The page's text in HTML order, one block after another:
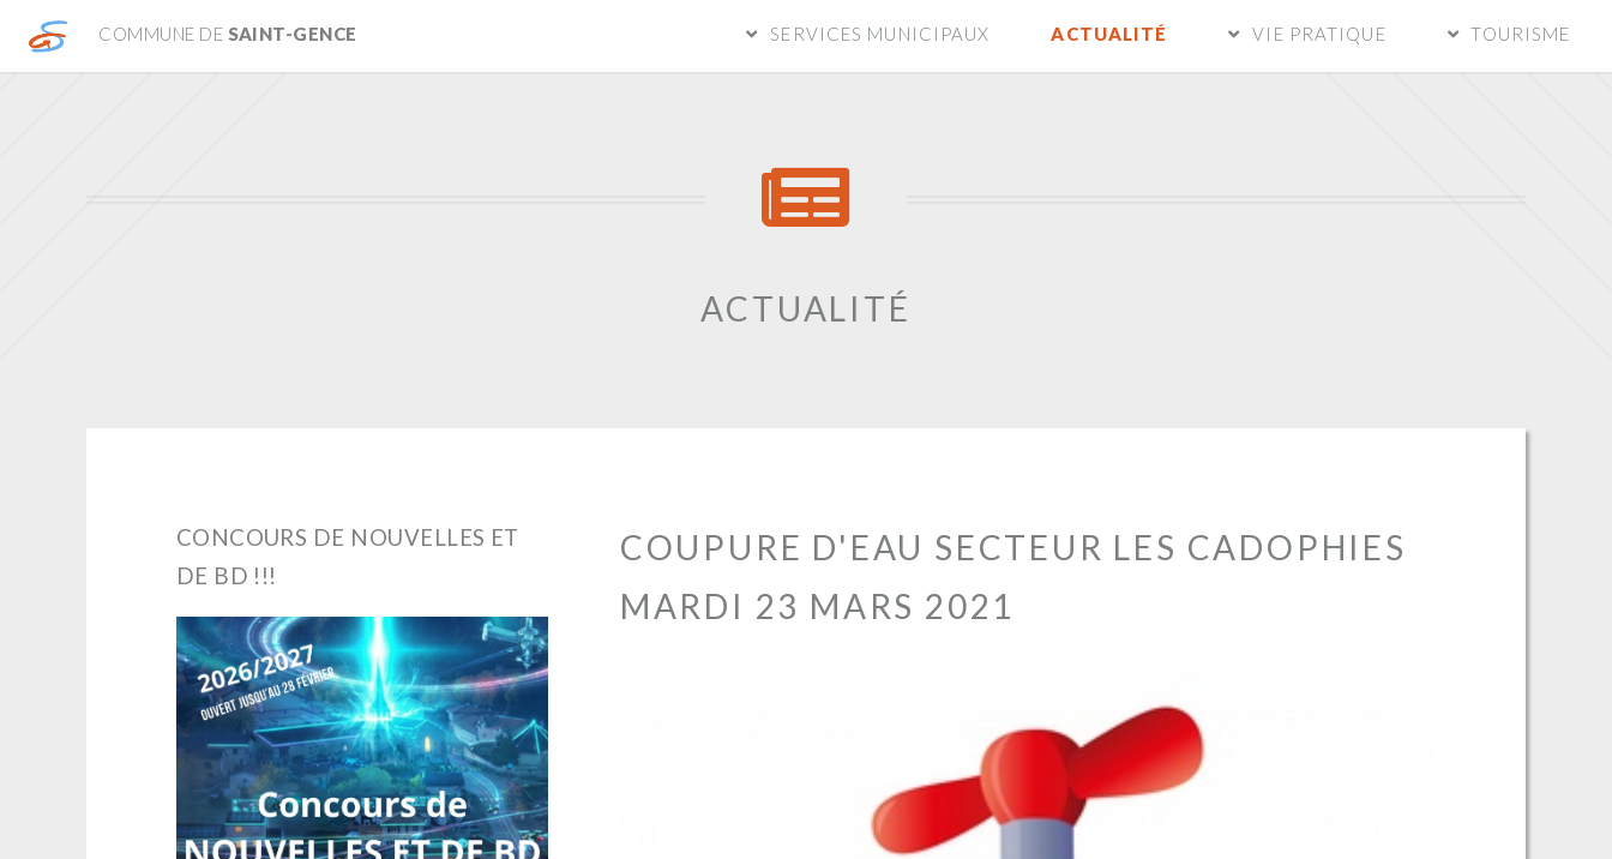
COMMUNE DE SAINT-GENCE SERVICES MUNICIPAUX ACTUALITÉ VIE PRATIQUE TOURISME
ACTUALITÉ
CONCOURS DE NOUVELLES ET
DE BD !!!
COUPURE D'EAU SECTEUR LES CADOPHIES
MARDI 23 MARS 2021